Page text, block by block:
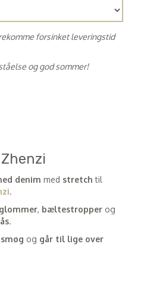
forsinket leveringstid
og god sommer!
denim med stretch til
.
, bæltestropper og
.
og går til lige over